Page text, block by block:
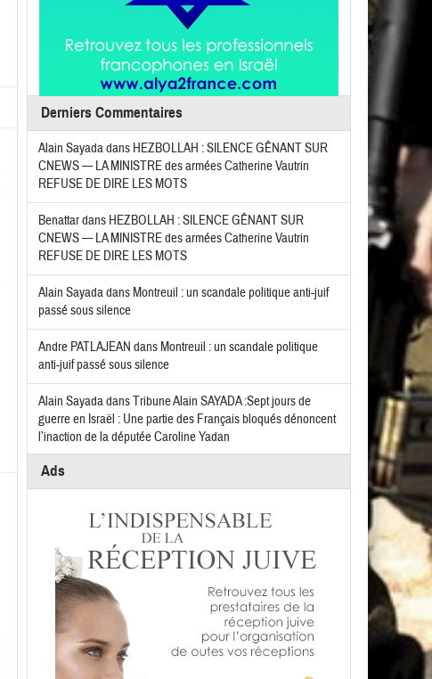
Derniers Commentaires
Alain Sayadadans HEZBOLLAH : SILENCE GÊNANT SUR
CNEWS — LA MINISTRE des armées Catherine Vautrin
REFUSE DE DIRE LES MOTS
Benattardans HEZBOLLAH : SILENCE GÊNANT SUR
CNEWS — LA MINISTRE des armées Catherine Vautrin
REFUSE DE DIRE LES MOTS
Alain Sayadadans Montreuil : un scandale politique anti-juif
passé sous silence
Andre PATLAJEAN dans Montreuil : un scandale politique
anti-juif passé sous silence
Alain SayadadansTribune Alain SAYADA :Sept jours de
guerre en Israël : Une partie des Français bloqués dénoncent
l’inaction de la députée Caroline Yadan
Ads